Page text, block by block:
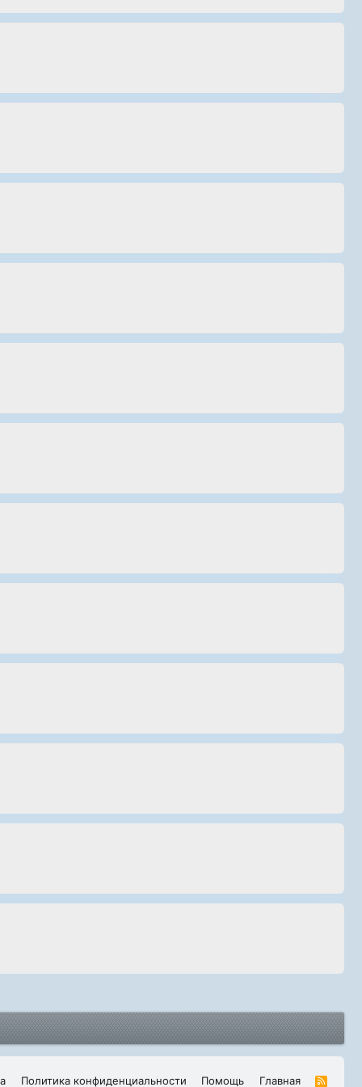
Политика конфиденциальности Помощь Главная
R